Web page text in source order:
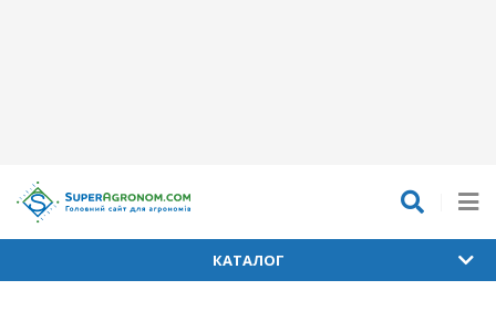
КАТАЛОГ